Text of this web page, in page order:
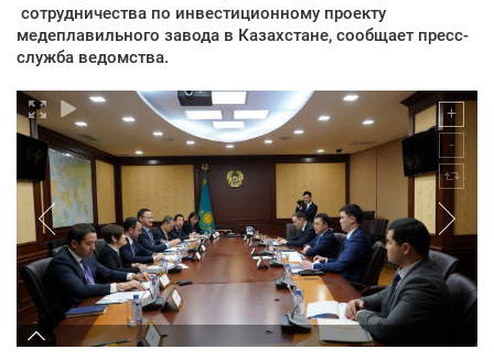
сотрудничества по инвестиционному проекту
медеплавильного завода в Казахстане, сообщает пресс-
служба ведомства.